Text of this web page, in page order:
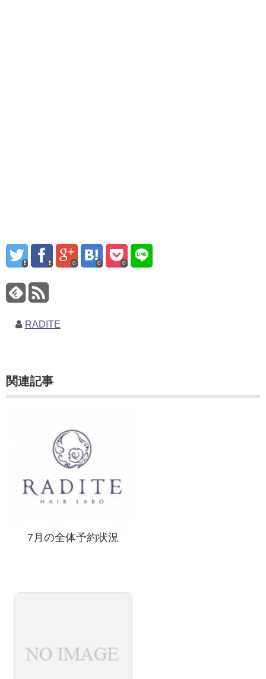
0 0 0
RADITE
関連記事
7月の全体予約状況